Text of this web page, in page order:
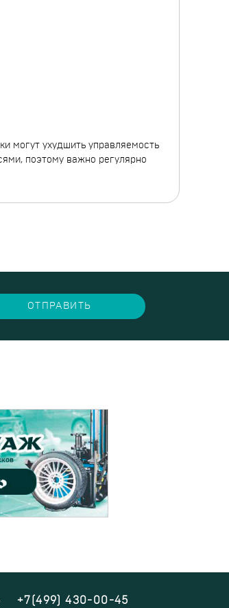
могут ухудшить управляемость
поэтому важно регулярно
ОТПРАВИТЬ
+7(499) 430-00-45